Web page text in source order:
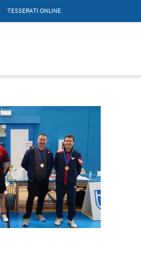
TESSERATI ONLINE